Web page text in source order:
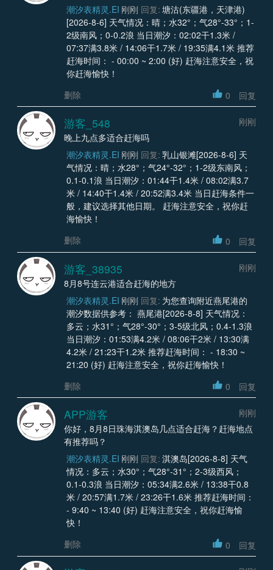
潮汐表精灵.EI 刚刚 回复: 塘沽(东疆港，天津港)
[2026-8-6] 天气情况：晴；水32°；气28°-33°；1-
2级南风；0-0.2浪 当日潮汐：02:02干1.3米 /
07:37满3.8米 / 14:06干1.7米 / 19:35满4.1米 推荐
赶海时间： - 00:00 ~ 2:00 (好) 赶海注意安全，祝
你赶海愉快！
删除
0 回复
游客_548
刚刚
晚上九点多适合赶海吗
潮汐表精灵.EI 刚刚 回复: 乳山银滩[2026-8-6] 天
气情况：晴；水28°；气24°-32°；1-2级东南风；
0.1-0.1浪 当日潮汐：01:44干1.4米 / 08:02满3.7
米 / 14:40干1.4米 / 20:52满3.4米 当日赶海条件一
般，建议选择其他日期。 赶海注意安全，祝你赶
海愉快！
删除
0 回复
游客_38935
刚刚
8月8号连云港适合赶海的地方
潮汐表精灵.EI 刚刚 回复: 为您查询附近燕尾港的
潮汐数据供参考： 燕尾港[2026-8-8] 天气情况：
多云；水31°；气28°-30°；3-5级北风；0.4-1.3浪
当日潮汐：01:53满4.2米 / 08:06干2米 / 13:30满
4.2米 / 21:23干1.2米 推荐赶海时间： - 18:30 ~
21:20 (好) 赶海注意安全，祝你赶海愉快！
删除
0 回复
APP游客
刚刚
你好，8月8日珠海淇澳岛几点适合赶海？赶海地点
有推荐吗？
潮汐表精灵.EI 刚刚 回复: 淇澳岛[2026-8-8] 天气
情况：多云；水30°；气28°-31°；2-3级西风；
0.1-0.3浪 当日潮汐：05:34满2.6米 / 13:38干0.8
米 / 20:57满1.7米 / 23:26干1.6米 推荐赶海时间：
- 9:40 ~ 13:40 (好) 赶海注意安全，祝你赶海愉
快！
删除
0 回复